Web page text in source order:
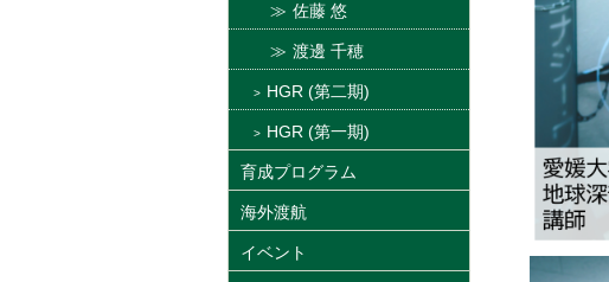
佐藤 悠
渡邊 千穂
HGR (第二期)
HGR (第一期)
育成プログラム
海外渡航
イベント